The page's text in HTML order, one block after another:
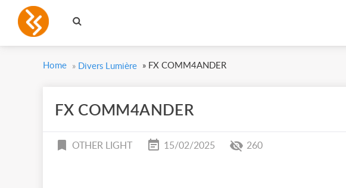
Home » Divers Lumière » FX COMM4ANDER
FX COMM4ANDER
OTHER LIGHT 15/02/2025 260